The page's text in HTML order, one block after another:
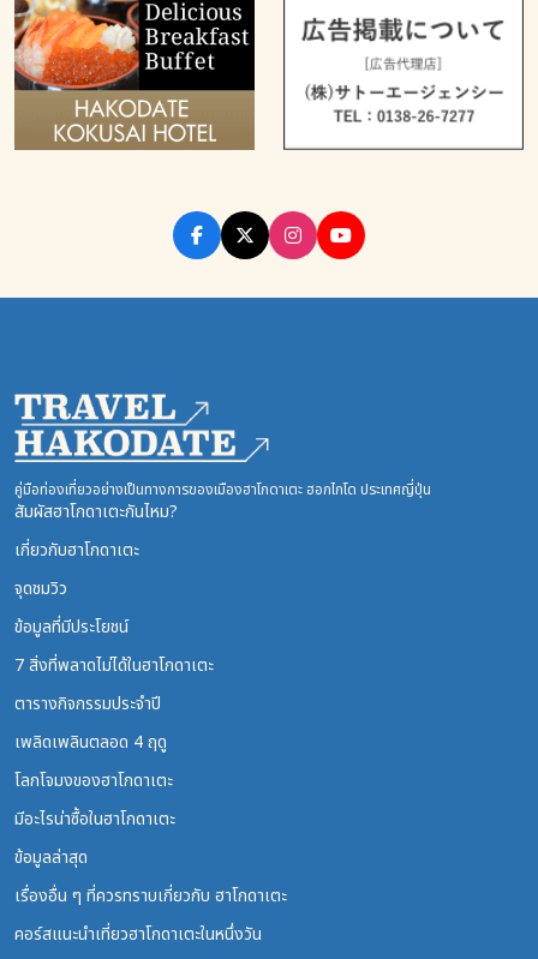
คู่มือท่องเที่ยวอย่างเป็นทางการของเมืองฮาโกดาเตะ ฮอกไกโด ประเทศญี่ปุ่น
สัมผัสฮาโกดาเตะกันไหม?
เกี่ยวกับฮาโกดาเตะ
จุดชมวิว
ข้อมูลที่มีประโยชน์
7 สิ่งที่พลาดไม่ได้ในฮาโกดาเตะ
ตารางกิจกรรมประจำปี
เพลิดเพลินตลอด 4 ฤดู
โลกโจมงของฮาโกดาเตะ
มีอะไรน่าซื้อในฮาโกดาเตะ
ข้อมูลล่าสุด
เรื่องอื่น ๆ ที่ควรทราบเกี่ยวกับ ฮาโกดาเตะ
คอร์สแนะนำเที่ยวฮาโกดาเตะในหนึ่งวัน